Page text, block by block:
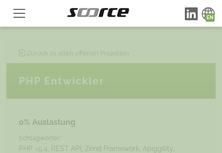
Zurück zu allen offenen Projekten
PHP Entwickler
0% Auslastung
Schlagwörter:
PHP >5.4, REST API, Zend Framework, Apiggility,